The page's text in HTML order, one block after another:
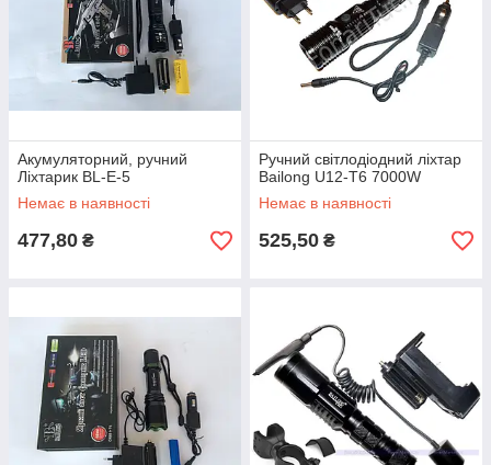
Акумуляторний, ручний
Ліхтарик BL-E-5
Немає в наявності
477,80 ₴
Ручний світлодіодний ліхтар
Bailong U12-T6 7000W
Немає в наявності
525,50 ₴